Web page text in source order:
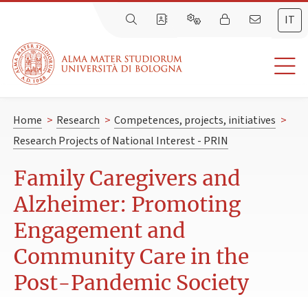
IT
Home > Research > Competences, projects, initiatives >
Research Projects of National Interest - PRIN
Family Caregivers and
Alzheimer: Promoting
Engagement and
Community Care in the
Post-Pandemic Society